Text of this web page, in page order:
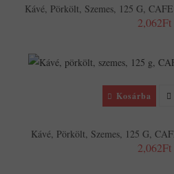
Kávé, Pörkölt, Szemes, 125 G,
2,062Ft
Kosárba
Kávé, Pörkölt, Szemes, 125 G,
2,062Ft